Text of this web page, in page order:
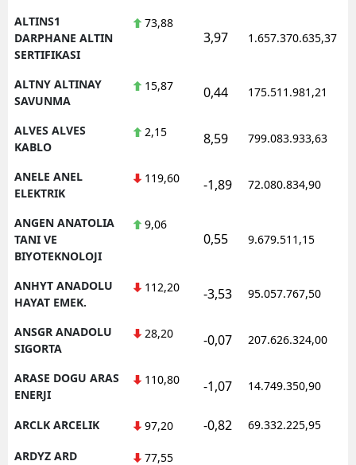
Bartın
Yalova
Osmaniye
ALTINS1
DARPHANE ALTIN
SERTIFIKASI
73,88
3,97 1.657.370.635,37
ALTNY ALTINAY
SAVUNMA
15,87 0,44 175.511.981,21
ALVES ALVES
KABLO
2,15 8,59 799.083.933,63
ANELE ANEL
ELEKTRIK
119,60 -1,89 72.080.834,90
ANGEN ANATOLIA
TANI VE
BIYOTEKNOLOJI
9,06
0,55 9.679.511,15
ANHYT ANADOLU
HAYAT EMEK.
112,20 -3,53 95.057.767,50
ANSGR ANADOLU
SIGORTA
28,20 -0,07 207.626.324,00
ARASE DOGU ARAS
ENERJI
110,80 -1,07 14.749.350,90
ARCLK ARCELIK 97,20 -0,82 69.332.225,95
ARDYZ ARD
77,55